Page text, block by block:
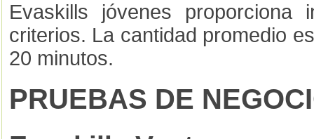
Evaskills jóvenes proporciona
criterios. La cantidad promedio
20 minutos.
PRUEBAS DE